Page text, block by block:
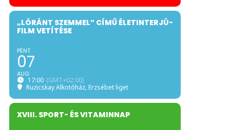
„LÓRÁNT SZEMMEL” CÍMŰ ÉLETINTERJÚ-
FILM VETÍTÉSE
PÉNT
07
AUG
17:00 (GMT+02:00)
Ruzicskay Alkotóház, Erzsébet liget
XVIII. SPORT- ÉS VITAMINNAP